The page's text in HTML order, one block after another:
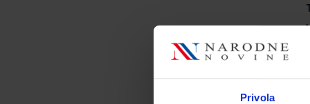
Privola